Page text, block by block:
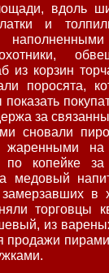
вдоль
и
из корзин
поросята,
за
сновали
жаренными
копейке за
медовый
в
торговцы
из